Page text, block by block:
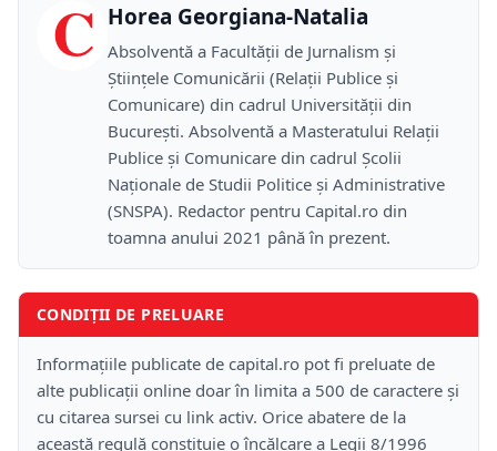
C Horea Georgiana-Natalia
Absolventă a Facultății de Jurnalism și
Științele Comunicării (Relații Publice și
Comunicare) din cadrul Universității din
București. Absolventă a Masteratului Relații
Publice și Comunicare din cadrul Școlii
Naţionale de Studii Politice și Administrative
(SNSPA). Redactor pentru Capital.ro din
toamna anului 2021 până în prezent.
CONDIȚII DE PRELUARE
Informațiile publicate de capital.ro pot fi preluate de
alte publicații online doar în limita a 500 de caractere și
cu citarea sursei cu link activ. Orice abatere de la
această regulă constituie o încălcare a Legii 8/1996